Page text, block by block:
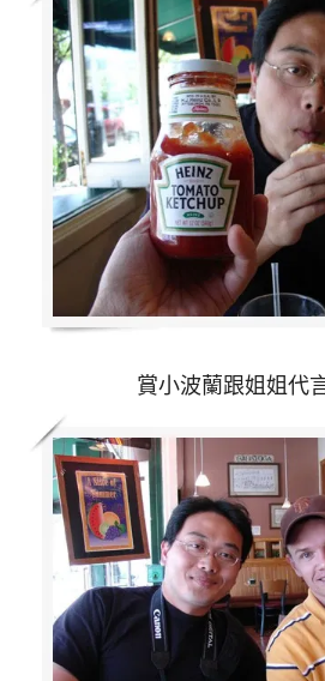
賞小波蘭跟姐姐代